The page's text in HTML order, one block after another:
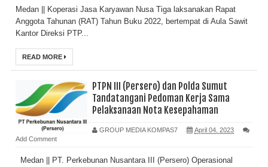
Medan || Koperasi Jasa Karyawan Nusa Tiga laksanakan Rapat
Anggota Tahunan (RAT) Tahun Buku 2022, bertempat di Aula Sawit
Kantor Direksi PTP...
READ MORE
PTPN III (Persero) dan Polda Sumut
Tandatangani Pedoman Kerja Sama
Pelaksanaan Nota Kesepahaman
GROUP MEDIA KOMPAS7
April 04, 2023
Add Comment
Medan || PT. Perkebunan Nusantara III (Persero) Operasional